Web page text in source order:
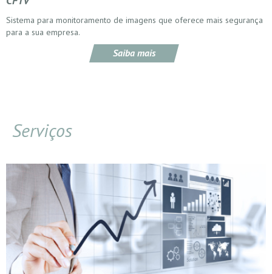
Sistema para monitoramento de imagens que oferece mais segurança
para a sua empresa.
Saiba mais
Serviços